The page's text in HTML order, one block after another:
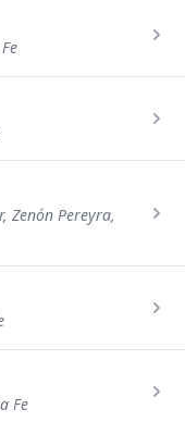
Zenón Pereyra,
Fe